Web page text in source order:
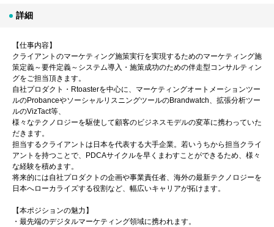
詳細
【仕事内容】
クライアントのマーケティング施策実行を実現するためのマーケティング施
策定義～要件定義～システム導入・施策成功のための伴走型コンサルティン
グをご担当頂きます。
自社プロダクト・Rtoasterを中心に、マーケティングオートメーションツー
ルのProbanceやソーシャルリスニングツールのBrandwatch、拡張分析ツー
ルのVizTact等、
様々なテクノロジーを駆使して顧客のビジネスモデルの変革に携わっていた
だきます。
担当するクライアントは日本を代表する大手企業。若いうちから担当クライ
アントを持つことで、PDCAサイクルを早くまわすことができるため、様々
な経験を積めます。
将来的には自社プロダクトの企画や事業責任者、海外の最新テクノロジーを
日本へローカライズする役割など、幅広いキャリアが拓けます。
【本ポジションの魅力】
・最先端のデジタルマーケティング領域に携われます。